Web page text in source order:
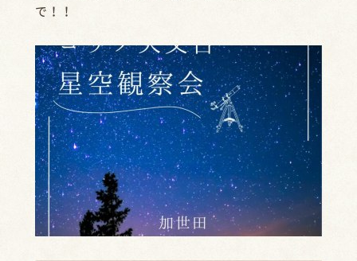
で！！